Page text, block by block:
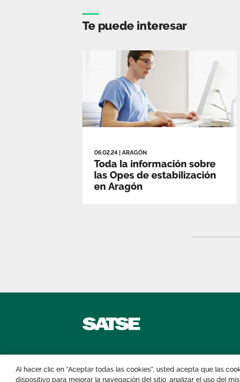
Te puede interesar
06.02.24 ARAGÓN
Toda la información sobre
las Opes de estabilización
en Aragón
© 2026 Sindicato de Enfermería. Todos los
Al hacer clic en “Aceptar todas las cookies”, usted acepta que las
dispositivo para mejorar la navegación del sitio, analizar el uso del